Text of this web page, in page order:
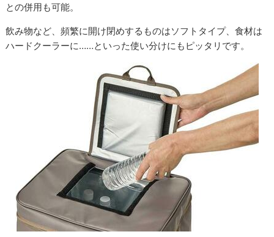
との併用も可能。
飲み物など、頻繁に開け閉めするものはソフトタイプ、食材は
ハードクーラーに……といった使い分けにもピッタリです。